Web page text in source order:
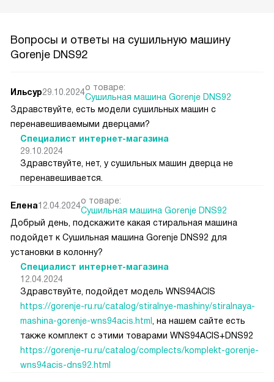
Вопросы и ответы на сушильную машину
Gorenje DNS92
Ильсур29.10.2024о товаре:
Сушильная машина Gorenje DNS92
Здравствуйте, есть модели сушильных машин с
перенавешиваемыми дверцами?
Специалист интернет-магазина
29.10.2024
Здравствуйте, нет, у сушильных машин дверца не
перенавешивается.
Елена12.04.2024о товаре:
Сушильная машина Gorenje DNS92
Добрый день, подскажите какая стиральная машина
подойдет к Сушильная машина Gorenje DNS92 для
установки в колонну?
Специалист интернет-магазина
12.04.2024
Здравствуйте, подойдет модель WNS94ACIS
https://gorenje-ru.ru/catalog/stiralnye-mashiny/stiralnaya-
mashina-gorenje-wns94acis.html , на нашем сайте есть
также комплект с этими товарами WNS94ACIS+DNS92
https://gorenje-ru.ru/catalog/complects/komplekt-gorenje-
wns94acis-dns92.html